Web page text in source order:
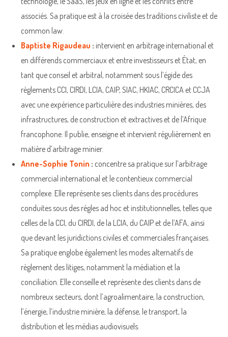
associés. Sa pratique est à la croisée des traditions civiliste et de
common law.
Baptiste Rigaudeau : intervient en arbitrage international et
en différends commerciaux et entre investisseurs et État, en
tant que conseil et arbitral, notamment sous l’égide des
règlements CCI, CIRDI, LCIA, CAIP, SIAC, HKIAC, CRCICA et CCJA
avec une expérience particulière des industries minières, des
infrastructures, de construction et extractives et de l’Afrique
francophone. Il publie, enseigne et intervient régulièrement en
matière d’arbitrage minier.
Anne-Sophie Tonin : concentre sa pratique sur l’arbitrage
commercial international et le contentieux commercial
complexe. Elle représente ses clients dans des procédures
conduites sous des règles ad hoc et institutionnelles, telles que
celles de la CCI, du CIRDI, de la LCIA, du CAIP et de l’AFA, ainsi
que devant les juridictions civiles et commerciales françaises.
Sa pratique englobe également les modes alternatifs de
règlement des litiges, notamment la médiation et la
conciliation. Elle conseille et représente des clients dans de
nombreux secteurs, dont l’agroalimentaire, la construction,
l’énergie, l’industrie minière, la défense, le transport, la
distribution et les médias audiovisuels.